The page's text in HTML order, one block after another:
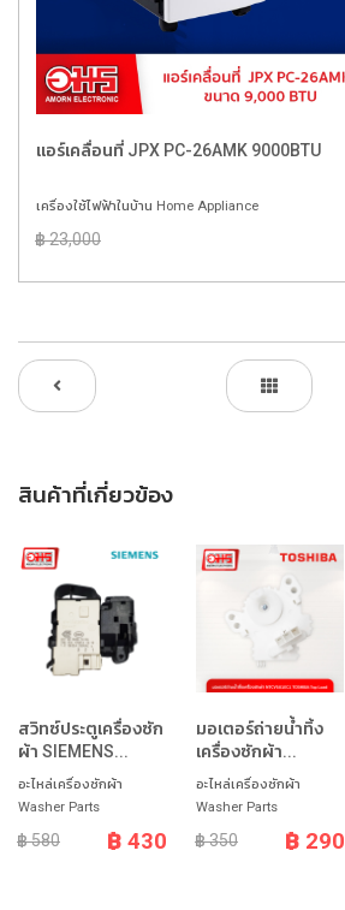
แอร์เคลื่อนที่ JPX PC-26AMK 9000BTU
เครื่องใช้ไฟฟ้าในบ้าน Home Appliance
฿ 23,000
สินค้าที่เกี่ยวข้อง
สวิทซ์ประตูเครื่องซัก
ผ้า SIEMENS...
อะไหล่เครื่องซักผ้า
Washer Parts
฿ 580 ฿ 430
มอเตอร์ถ่ายน้ำทิ้ง
เครื่องซักผ้า...
อะไหล่เครื่องซักผ้า
Washer Parts
฿ 350 ฿ 290